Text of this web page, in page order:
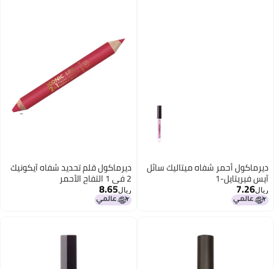
5
ديرماكول أحمر شفاه ميتاليك سائل
آيس فيريتايل-1
ريال7.26
5
ديرماكول قلم تحديد شفاه آيكونيك
2 في 1 التفاح الأحمر
ريال8.65